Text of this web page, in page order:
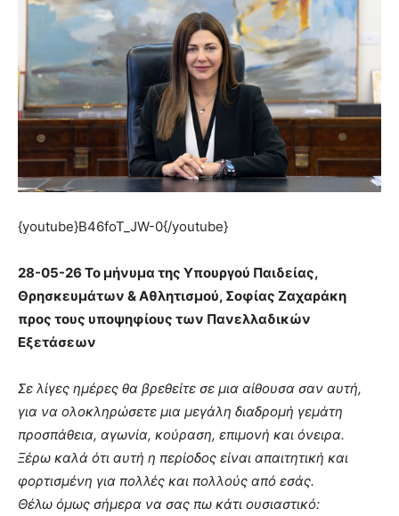
{youtube}B46foT_JW-0{/youtube}
28-05-26 Το μήνυμα της Υπουργού Παιδείας,
Θρησκευμάτων & Αθλητισμού, Σοφίας Ζαχαράκη
προς τους υποψηφίους των Πανελλαδικών
Εξετάσεων
Σε λίγες ημέρες θα βρεθείτε σε μια αίθουσα σαν αυτή,
για να ολοκληρώσετε μια μεγάλη διαδρομή γεμάτη
προσπάθεια, αγωνία, κούραση, επιμονή και όνειρα.
Ξέρω καλά ότι αυτή η περίοδος είναι απαιτητική και
φορτισμένη για πολλές και πολλούς από εσάς.
Θέλω όμως σήμερα να σας πω κάτι ουσιαστικό: